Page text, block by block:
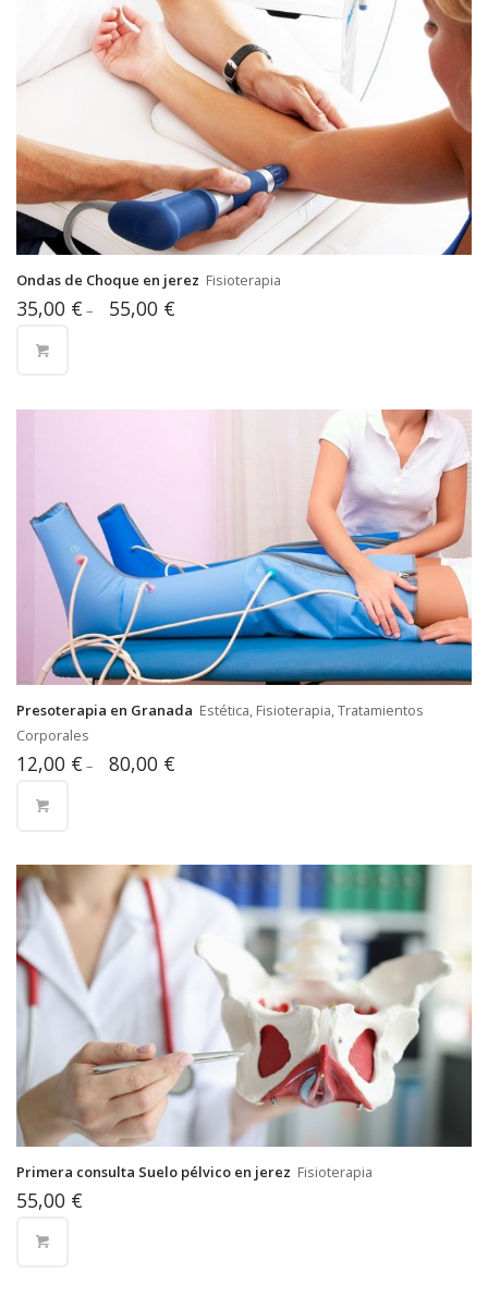
Ondas de Choque en jerez Fisioterapia
35,00 € – 55,00 €
Presoterapia en Granada Estética, Fisioterapia, Tratamientos
Corporales
12,00 € – 80,00 €
Primera consulta Suelo pélvico en jerez Fisioterapia
55,00 €